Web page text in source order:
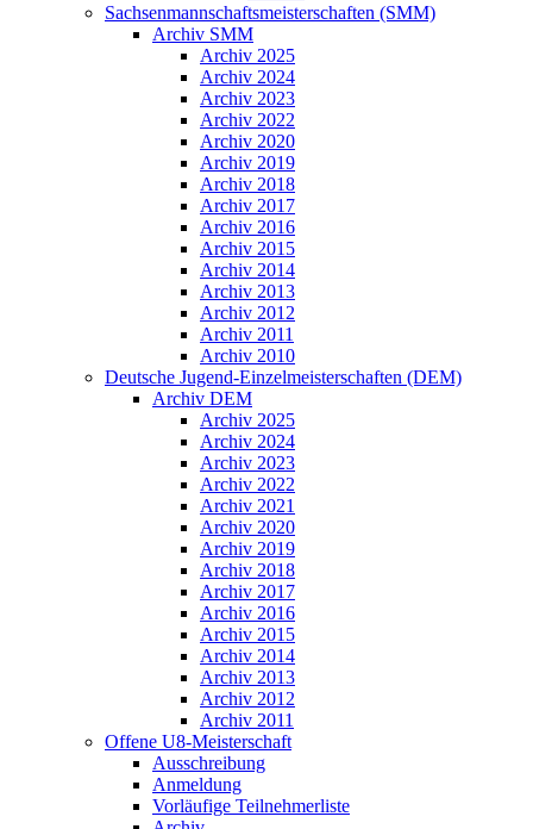
Sachsenmannschaftsmeisterschaften (SMM)
Archiv SMM
Archiv 2025
Archiv 2024
Archiv 2023
Archiv 2022
Archiv 2020
Archiv 2019
Archiv 2018
Archiv 2017
Archiv 2016
Archiv 2015
Archiv 2014
Archiv 2013
Archiv 2012
Archiv 2011
Archiv 2010
Deutsche Jugend-Einzelmeisterschaften (DEM)
Archiv DEM
Archiv 2025
Archiv 2024
Archiv 2023
Archiv 2022
Archiv 2021
Archiv 2020
Archiv 2019
Archiv 2018
Archiv 2017
Archiv 2016
Archiv 2015
Archiv 2014
Archiv 2013
Archiv 2012
Archiv 2011
Offene U8-Meisterschaft
Ausschreibung
Anmeldung
Vorläufige Teilnehmerliste